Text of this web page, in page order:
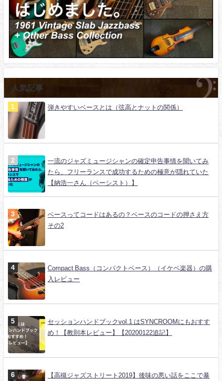
人気記事
弾きやすいベースとは（弦高とナットの関係）
一流のジャズミュージシャンの確定申告事情を聞いてみ
たら、フリーランスで成功するための極意が隠れていた
【納浩一さん（ベーシスト）】
ベースってコードはあるの？ベースのコードの押さえ方
その2
Compact Bass（コンパクトベース）（イケベ楽器）の購
入レビュー
セッションハンドブックvol.1 はSYNCROOMにもおすす
め！【教則本レビュー】【20200122追記】
【高槻ジャズストリート2019】後味の悪い話をここで暴